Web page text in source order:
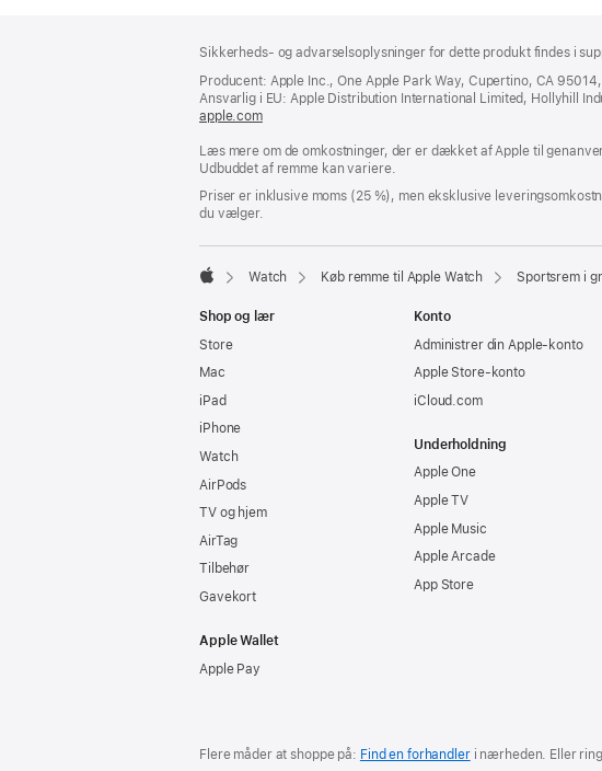
Sikkerheds- og advarselsoplysninger for dette produkt findes i
Producent: Apple Inc., One Apple Park Way, Cupertino, CA
Ansvarlig i EU: Apple Distribution International Limited, Hollyhill
apple.com(åbner
et
nyt
vindue)
Læs mere om de omkostninger, der er dækket af Apple til
Udbuddet af remme kan variere.
Priser er inklusive moms (25 %), men eksklusive
du vælger.
Watch Køb remme til Apple Watch Sportsrem i
Shop og lær
Store
Mac
iPad
iPhone
Watch
AirPods
TV og hjem
AirTag
Tilbehør
Gavekort
Apple Wallet
Apple Pay
Konto
Administrer din Apple-konto
Apple Store-konto
iCloud.com
Underholdning
Apple One
Apple TV
Apple Music
Apple Arcade
App Store
Flere måder at shoppe på: Find en forhandleri nærheden. Eller